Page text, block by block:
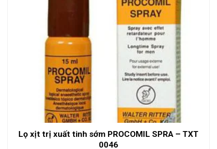
Lọ xịt trị xuất tinh sớm PROCOMIL SPRA – TXT
0046